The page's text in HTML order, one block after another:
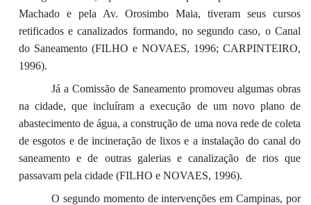
Machado e pela Av. Orosimbo Maia, tiveram seus cursos
retificados e canalizados formando, no segundo caso, o Canal
do Saneamento (FILHO e NOVAES, 1996; CARPINTEIRO,
1996).
Já a Comissão de Saneamento promoveu algumas obras
na cidade, que incluíram a execução de um novo plano de
abastecimento de água, a construção de uma nova rede de coleta
de esgotos e de incineração de lixos e a instalação do canal do
saneamento e de outras galerias e canalização de rios que
passavam pela cidade (FILHO e NOVAES, 1996).
O segundo momento de intervenções em Campinas, por